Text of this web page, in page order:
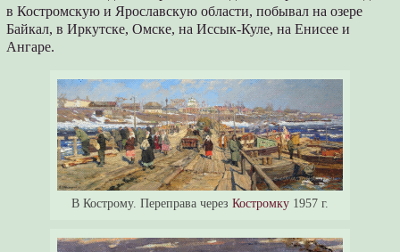
в Костромскую и Ярославскую области, побывал на озере
Байкал, в Иркутске, Омске, на Иссык-Куле, на Енисее и
Ангаре.
В Кострому. Переправа через Костромку 1957 г.